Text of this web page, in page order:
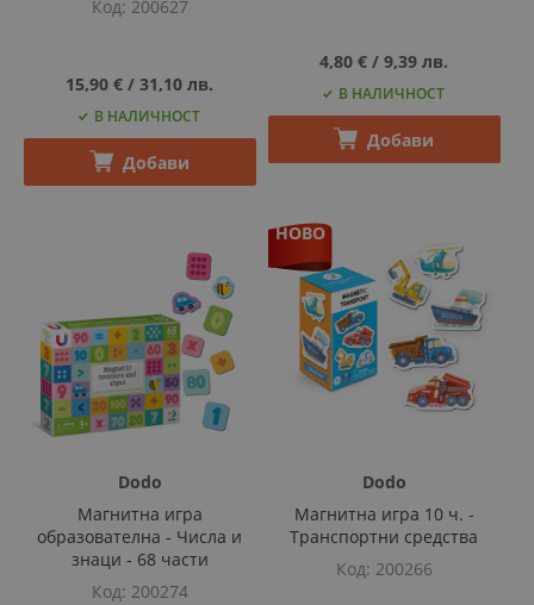
Код 200627
15,90 € ‎/‎ 31,10 лв.
В НАЛИЧНОСТ
Добави
4,80 € ‎/‎ 9,39 лв.
В НАЛИЧНОСТ
Добави
Dodo
Магнитна игра
образователна - Числа и
знаци - 68 части
Код 200274
НОВО
Dodo
Магнитна игра 10 ч. -
Транспортни средства
Код 200266